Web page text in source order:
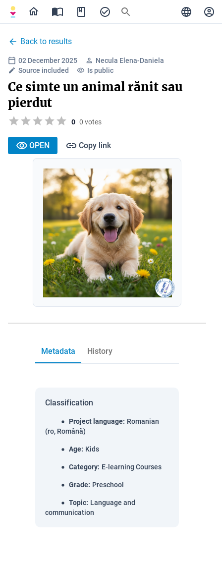
Back to results
02 December 2025
Necula Elena-Daniela
Source included
Is public
Ce simte un animal rănit sau
pierdut
0 0 votes
OPEN Copy link
Metadata History
Classification
Project language: Romanian
(ro, Română)
Age: Kids
Category: E-learning Courses
Grade: Preschool
Topic: Language and
communication